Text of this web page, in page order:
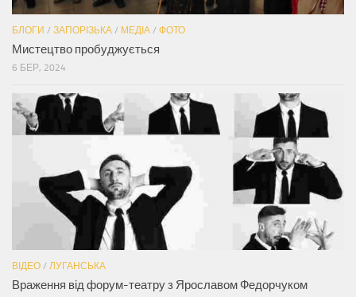
БЛОГИ / ЗАПОРІЗЬКА / МЕДІА / ФОТО
Мистецтво пробуджується
6 БЕР, 2024
ВІДЕО / ЛУГАНСЬКА
Враження від форум-театру з Ярославом Федорчуком